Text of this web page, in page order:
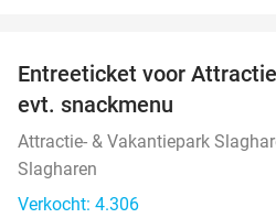
Entreeticket voor
evt. snackmenu
Attractie- & Vakantiepark
Slagharen
Verkocht: 4.306